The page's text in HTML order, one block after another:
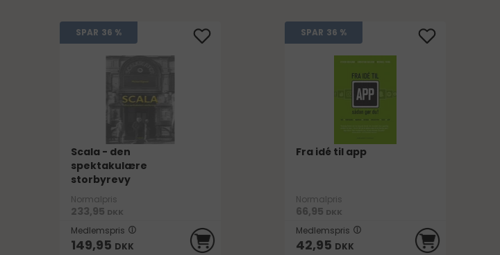
SPAR 36 %
Scala - den
spektakulære
storbyrevy
Normalpris
233,95 DKK
Medlemspris
149,95 DKK
SPAR 36 %
Fra idé til app
Normalpris
66,95 DKK
Medlemspris
42,95 DKK